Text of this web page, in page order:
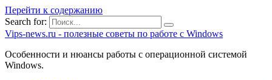
Перейти к содержанию
Search for:
Vips-news.ru - полезные советы по работе с Windows
Особенности и нюансы работы с операционной системой
Windows.